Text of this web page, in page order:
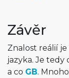
Závěr
Znalost reálií
jazyka. Je
a co GB.